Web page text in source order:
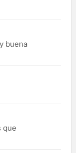
buena
que